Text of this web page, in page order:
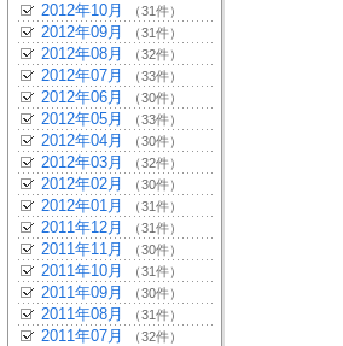
2012年10月 （31件）
2012年09月 （31件）
2012年08月 （32件）
2012年07月 （33件）
2012年06月 （30件）
2012年05月 （33件）
2012年04月 （30件）
2012年03月 （32件）
2012年02月 （30件）
2012年01月 （31件）
2011年12月 （31件）
2011年11月 （30件）
2011年10月 （31件）
2011年09月 （30件）
2011年08月 （31件）
2011年07月 （32件）